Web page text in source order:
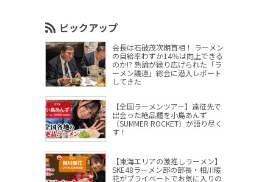
ピックアップ
会長は石破茂次期首相！ ラーメン
の自給率わずか14％は向上できる
のか!? 熱論が繰り広げられた「ラ
ーメン議連」総会に潜入レポート
してきた
【全国ラーメンツアー】遠征先で
出会った絶品麺を小島あんず
（SUMMER ROCKET）が語り尽く
す！
【東海エリアの激推しラーメン】
SKE48ラーメン部の部長・相川暖
花がプライベートでお気に入りの